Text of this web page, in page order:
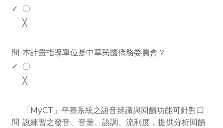
✓
〇
╳
問 本計畫指導單位是中華民國僑務委員會？
✓
〇
╳
問
「MyCT」平臺系統之語音辨識與回饋功能可針對口
說練習之發音、音量、語調、流利度，提供分析回饋